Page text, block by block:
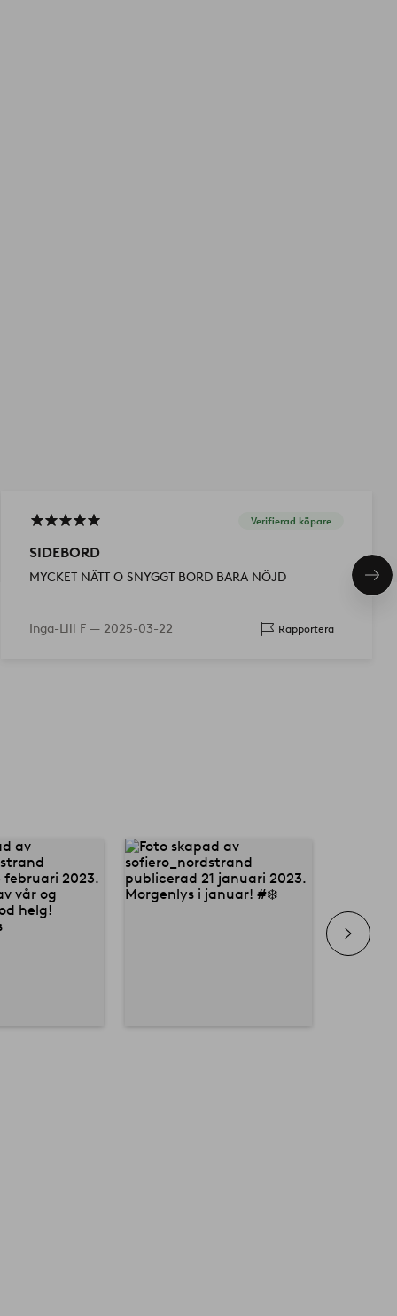
Verifierad köpare
SIDEBORD
MYCKET NÄTT O SNYGGT BORD BARA NÖJD
Inga-Lill F — 2025-03-22 Rapportera